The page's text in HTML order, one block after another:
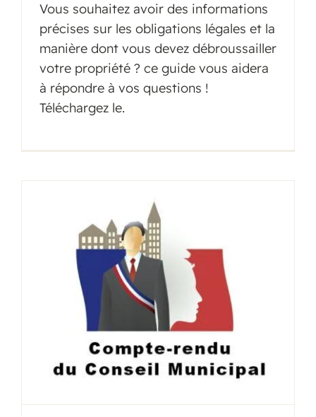
Vous souhaitez avoir des informations
précises sur les obligations légales et la
manière dont vous devez débroussailler
votre propriété ? ce guide vous aidera
à répondre à vos questions !
Téléchargez le.